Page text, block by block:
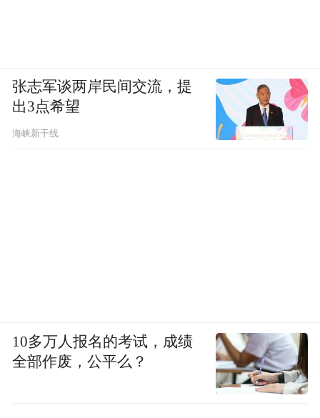
张志军谈两岸民间交流，提
出3点希望
海峡新干线
10多万人报名的考试，成绩
全部作废，公平么？